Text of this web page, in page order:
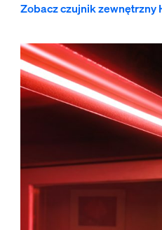
Zobacz czujnik zewnętrzny